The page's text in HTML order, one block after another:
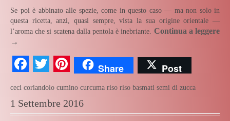
Se poi è abbinato alle spezie, come in questo caso — ma non solo in
questa ricetta, anzi, quasi sempre, vista la sua origine orientale —
l’aroma che si scatena dalla pentola è inebriante. Continua a leggere
→
Facebook
TwitterPinterest
Share Post
ceci coriandolo cumino curcuma riso riso basmati semi di zucca
1 Settembre 2016